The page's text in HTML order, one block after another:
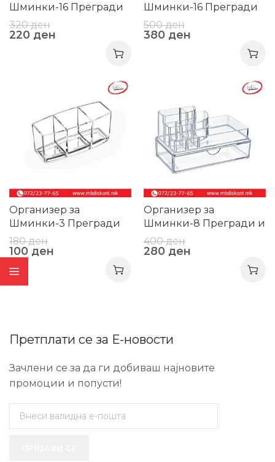
Шминки-16 Прегради
320ден
220 ден
Шминки-16 Прегради
и Фиока
500ден
380 ден
Организер за
Шминки-3 Прегради
180ден
100 ден
Организер за
Шминки-8 Прегради и
Фиока
400ден
280 ден
Претплати се за Е-новости
Зачлени се за да ги добиваш најновите
промоции и попусти!